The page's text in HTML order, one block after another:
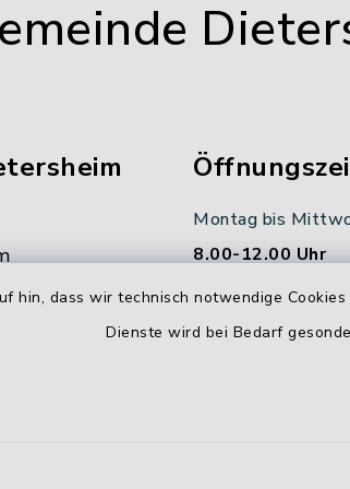
hin, dass wir technisch notwendige
Dienste wird bei Bedarf
Montag bis
8.00-12.00 Uhr
Donnerstag:
14.00-18.00 Uhr